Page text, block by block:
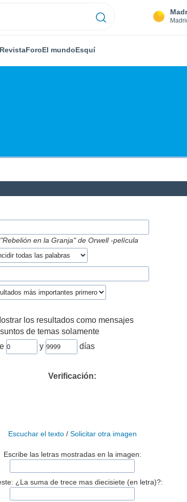
RevistaForoEl mundoEsquí
"Rebelión en la Granja" de Orwell -película
los resultados como mensajes
de temas solamente
y días
Verificación:
Escuchar el texto/ Solicitar otra imagen
Escribe las letras mostradas en la imagen:
¿La suma de trece mas diecisiete (en letra)?: